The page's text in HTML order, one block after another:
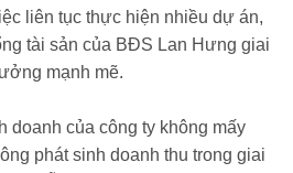
liên tục thực hiện nhiều dự án,
tài sản của BĐS Lan Hưng giai
mạnh mẽ.
doanh của công ty không mấy
phát sinh doanh thu trong giai